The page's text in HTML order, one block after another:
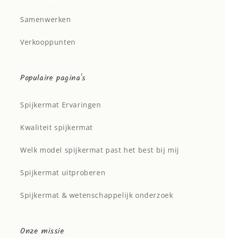
Samenwerken
Verkooppunten
Populaire pagina's
Spijkermat Ervaringen
Kwaliteit spijkermat
Welk model spijkermat past het best bij mij
Spijkermat uitproberen
Spijkermat & wetenschappelijk onderzoek
Onze missie